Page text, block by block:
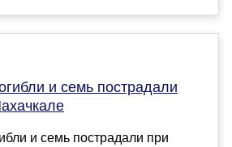
и семь пострадали
и семь пострадали при